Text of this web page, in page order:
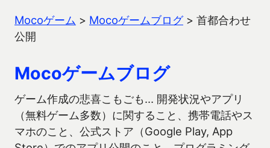
Mocoゲーム > Mocoゲームブログ> 首都合わせ
公開
Mocoゲームブログ
ゲーム作成の悲喜こもごも… 開発状況やアプリ
（無料ゲーム多数）に関すること、携帯電話やス
マホのこと、公式ストア（Google Play, App